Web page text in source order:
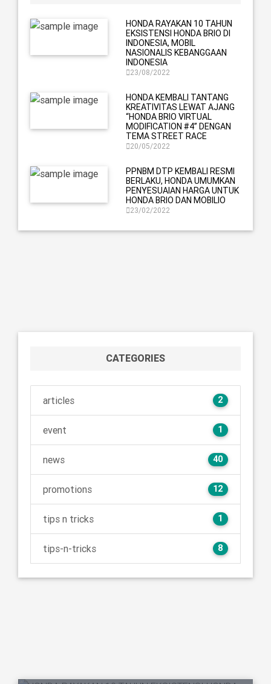
HONDA RAYAKAN 10 TAHUN
EKSISTENSI HONDA BRIO DI
INDONESIA, MOBIL
NASIONALIS KEBANGGAAN
INDONESIA
23/08/2022
HONDA KEMBALI TANTANG
KREATIVITAS LEWAT AJANG
“HONDA BRIO VIRTUAL
MODIFICATION #4” DENGAN
TEMA STREET RACE
20/05/2022
PPNBM DTP KEMBALI RESMI
BERLAKU, HONDA UMUMKAN
PENYESUAIAN HARGA UNTUK
HONDA BRIO DAN MOBILIO
23/02/2022
CATEGORIES
articles 2
event 1
news 40
promotions 12
tips n tricks 1
tips-n-tricks 8
Honda Kembali Tantang Kreativitas Lewat